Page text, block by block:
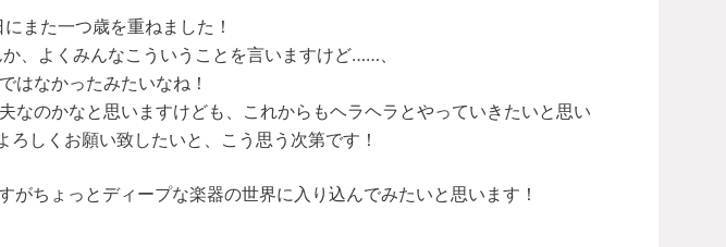
また一つ歳を重ねました！
、よくみんなこういうことを言いますけど……、
はなかったみたいなね！
なのかなと思いますけども、これからもヘラヘラとやっていきたいと思い
ろしくお願い致したいと、こう思う次第です！
がちょっとディープな楽器の世界に入り込んでみたいと思います！